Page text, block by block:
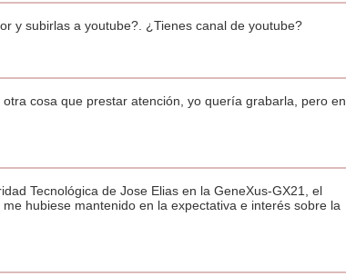
y subirlas a youtube?. ¿Tienes canal de youtube?
cosa que prestar atención, yo quería grabarla, pero en
Tecnológica de Jose Elias en la GeneXus-GX21, el
hubiese mantenido en la expectativa e interés sobre la